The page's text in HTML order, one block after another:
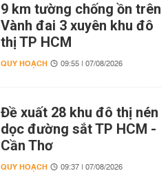
9 km tường chống ồn trên
Vành đai 3 xuyên khu đô
thị TP HCM
QUY HOẠCH 09:55 | 07/08/2026
Đề xuất 28 khu đô thị nén
dọc đường sắt TP HCM -
Cần Thơ
QUY HOẠCH 09:37 | 07/08/2026